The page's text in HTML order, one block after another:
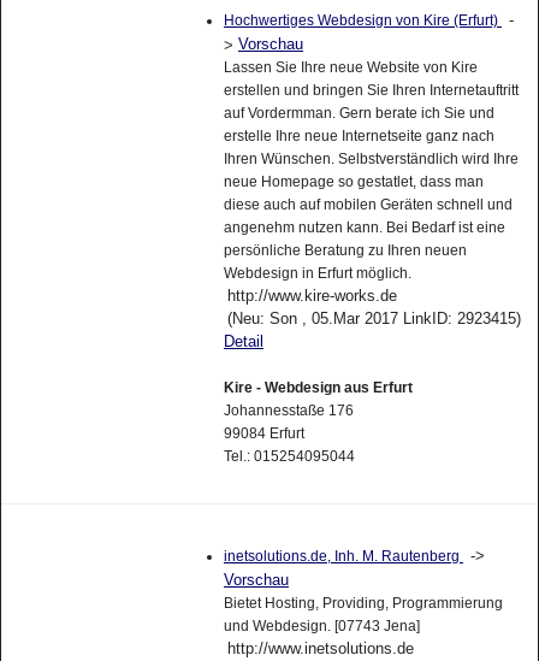
Hochwertiges Webdesign von Kire (Erfurt) -
> Vorschau
Lassen Sie Ihre neue Website von Kire
erstellen und bringen Sie Ihren Internetauftritt
auf Vordermman. Gern berate ich Sie und
erstelle Ihre neue Internetseite ganz nach
Ihren Wünschen. Selbstverständlich wird Ihre
neue Homepage so gestatlet, dass man
diese auch auf mobilen Geräten schnell und
angenehm nutzen kann. Bei Bedarf ist eine
persönliche Beratung zu Ihren neuen
Webdesign in Erfurt möglich.
http://www.kire-works.de
(Neu: Son , 05.Mar 2017 LinkID: 2923415)
Detail
Kire - Webdesign aus Erfurt
Johannesstaße 176
99084 Erfurt
Tel.: 015254095044
inetsolutions.de, Inh. M. Rautenberg
->
Vorschau
Bietet Hosting, Providing, Programmierung
und Webdesign. [07743 Jena]
http://www.inetsolutions.de